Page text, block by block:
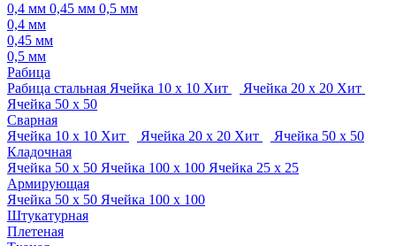
0,4 мм 0,45 мм 0,5 мм
0,4 мм
0,45 мм
0,5 мм
Рабица
Рабица стальная Ячейка 10 х 10 Хит Ячейка 20 х 20 Хит
Ячейка 50 х 50
Сварная
Ячейка 10 х 10 Хит Ячейка 20 х 20 Хит
Ячейка 50 х 50
Кладочная
Ячейка 50 х 50 Ячейка 100 х 100 Ячейка 25 х 25
Армирующая
Ячейка 50 х 50 Ячейка 100 х 100
Штукатурная
Плетеная